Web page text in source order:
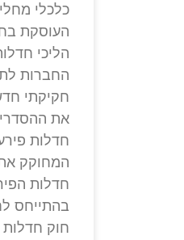
כלכלי
העוסקת
הליכי
החברות
חקיקתי
את
חדלות
המחוקק את
חדלות
בהתייחס
חוק חדלות